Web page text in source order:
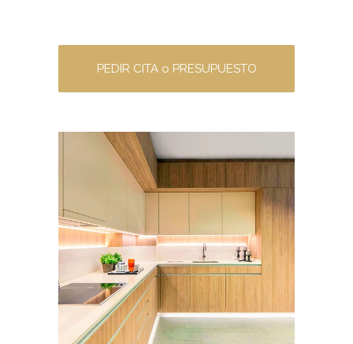
PEDIR CITA o PRESUPUESTO